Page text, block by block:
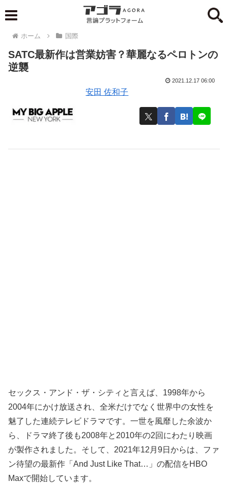
ホーム 国際
SATC最新作は営業妨害？華麗なるペロトンの
逆襲
安田 佐和子
2021.12.17 06:00
セックス・アンド・ザ・シティと言えば、1998年から
2004年にかけ放送され、全米だけでなく世界中の女性を
魅了した連続テレビドラマです。一世を風靡した余波か
ら、ドラマ終了後も2008年と2010年の2回にわたり映画
が製作されました。そして、2021年12月9日からは、ファ
ン待望の最新作「And Just Like That…」の配信をHBO
Maxで開始しています。